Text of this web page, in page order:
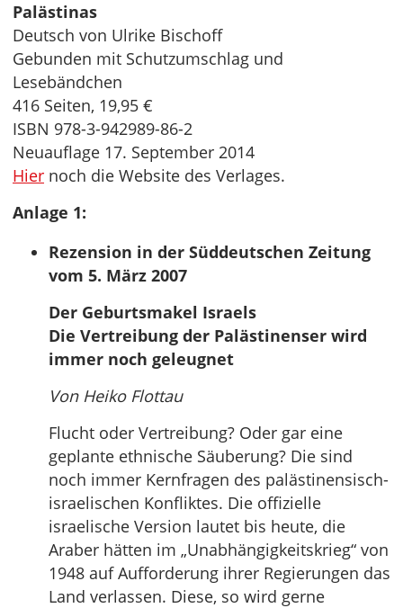
Palästinas
Deutsch von Ulrike Bischoff
Gebunden mit Schutzumschlag und
Lesebändchen
416 Seiten, 19,95 €
ISBN 978-3-942989-86-2
Neuauflage 17. September 2014
Hier noch die Website des Verlages.
Anlage 1:
Rezension in der Süddeutschen Zeitung
vom 5. März 2007
Der Geburtsmakel Israels
Die Vertreibung der Palästinenser wird
immer noch geleugnet
Von Heiko Flottau
Flucht oder Vertreibung? Oder gar eine
geplante ethnische Säuberung? Die sind
noch immer Kernfragen des palästinensisch-
israelischen Konfliktes. Die offizielle
israelische Version lautet bis heute, die
Araber hätten im „Unabhängigkeitskrieg“ von
1948 auf Aufforderung ihrer Regierungen das
Land verlassen. Diese, so wird gerne